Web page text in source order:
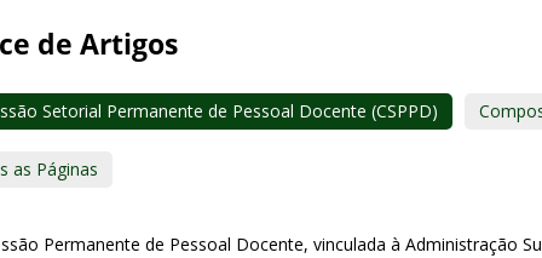
de Artigos
Setorial Permanente de Pessoal Docente (CSPPD)
as Páginas
Permanente de Pessoal Docente, vinculada à Administração